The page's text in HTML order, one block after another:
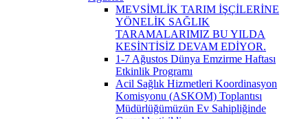
MEVSİMLİK TARIM İŞÇİLERİNE
YÖNELİK SAĞLIK
TARAMALARIMIZ BU YILDA
KESİNTİSİZ DEVAM EDİYOR.
1-7 Ağustos Dünya Emzirme Haftası
Etkinlik Programı
Acil Sağlık Hizmetleri Koordinasyon
Komisyonu (ASKOM) Toplantısı
Müdürlüğümüzün Ev Sahipliğinde